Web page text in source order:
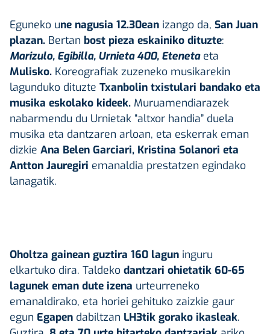
Eguneko une nagusia 12.30ean izango da, San Juan
plazan. Bertan bost pieza eskainiko dituzte:
Marizulo, Egibilla, Urnieta 400, Etenetaeta
Mulisko. Koreografiak zuzeneko musikarekin
lagunduko dituzte Txanbolin txistulari bandako eta
musika eskolako kideek. Muruamendiarazek
nabarmendu du Urnietak “altxor handia” duela
musika eta dantzaren arloan, eta eskerrak eman
dizkie Ana Belen Garciari, Kristina Solanori eta
Antton Jauregiri emanaldia prestatzen egindako
lanagatik.
Oholtza gainean guztira 160 lagun inguru
elkartuko dira. Taldeko dantzari ohietatik 60-65
lagunek eman dute izena urteurreneko
emanaldirako, eta horiei gehituko zaizkie gaur
egun Egapen dabiltzan LH3tik gorako ikasleak.